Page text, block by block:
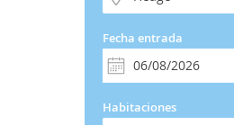
Fecha entrada
Habitaciones